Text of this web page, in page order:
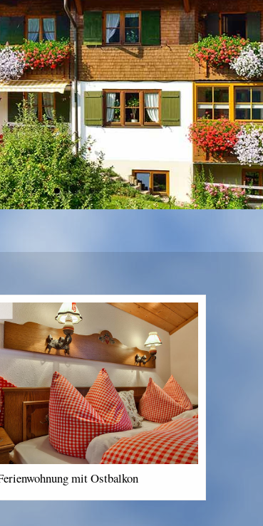
mit Ostbalkon